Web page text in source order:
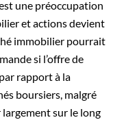
une préoccupation
et actions devient
immobilier pourrait
si l’offre de
rapport à la
boursiers, malgré
sur le long